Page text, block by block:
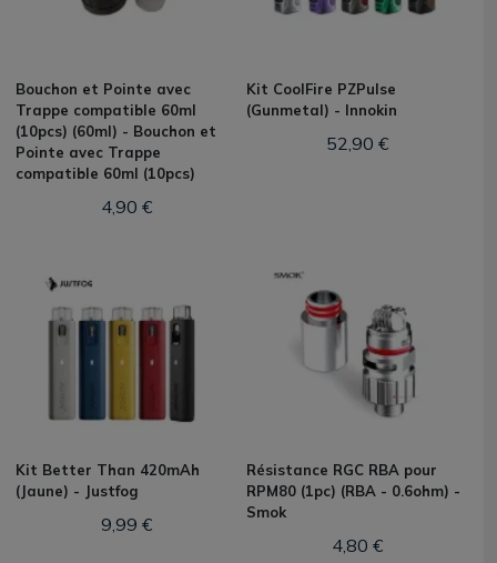
Bouchon et Pointe avec
Trappe compatible 60ml
(10pcs) (60ml) - Bouchon et
Pointe avec Trappe
compatible 60ml (10pcs)
4,90 €
Kit CoolFire PZPulse
(Gunmetal) - Innokin
52,90 €
Kit Better Than 420mAh
(Jaune) - Justfog
9,99 €
Résistance RGC RBA pour
RPM80 (1pc) (RBA - 0.6ohm) -
Smok
4,80 €